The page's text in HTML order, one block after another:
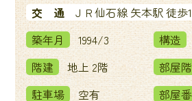
交 通
ＪＲ仙石線 矢本駅 徒歩
築年月
1994/3 構造
階建
地上 2階 部屋
駐車場
空有 部屋